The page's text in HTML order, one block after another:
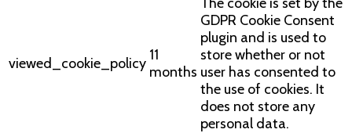
viewed_cookie_policy 11
months
GDPR Cookie Consent
plugin and is used to
store whether or not
user has consented to
the use of cookies. It
does not store any
personal data.